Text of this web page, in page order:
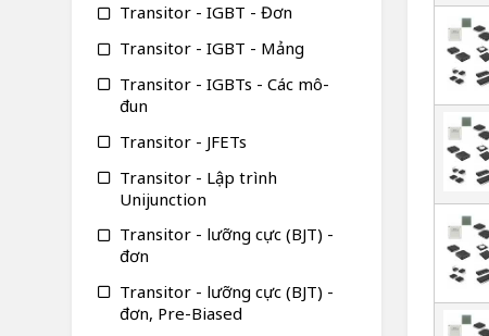
Transitor - IGBT - Đơn
Transitor - IGBT - Mảng
Transitor - IGBTs - Các mô-
đun
Transitor - JFETs
Transitor - Lập trình
Unijunction
Transitor - lưỡng cực (BJT) -
đơn
Transitor - lưỡng cực (BJT) -
đơn, Pre-Biased